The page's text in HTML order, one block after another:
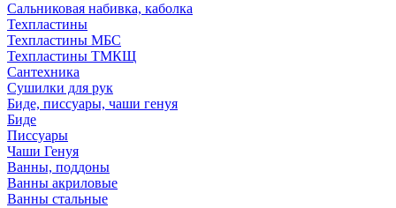
Сальниковая набивка, каболка
Техпластины
Техпластины МБС
Техпластины ТМКЩ
Сантехника
Сушилки для рук
Биде, писсуары, чаши генуя
Биде
Писсуары
Чаши Генуя
Ванны, поддоны
Ванны акриловые
Ванны стальные